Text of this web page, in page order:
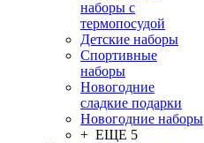
наборы с
термопосудой
Детские наборы
Спортивные
наборы
Новогодние
сладкие подарки
Новогодние наборы
+ ЕЩЕ 5